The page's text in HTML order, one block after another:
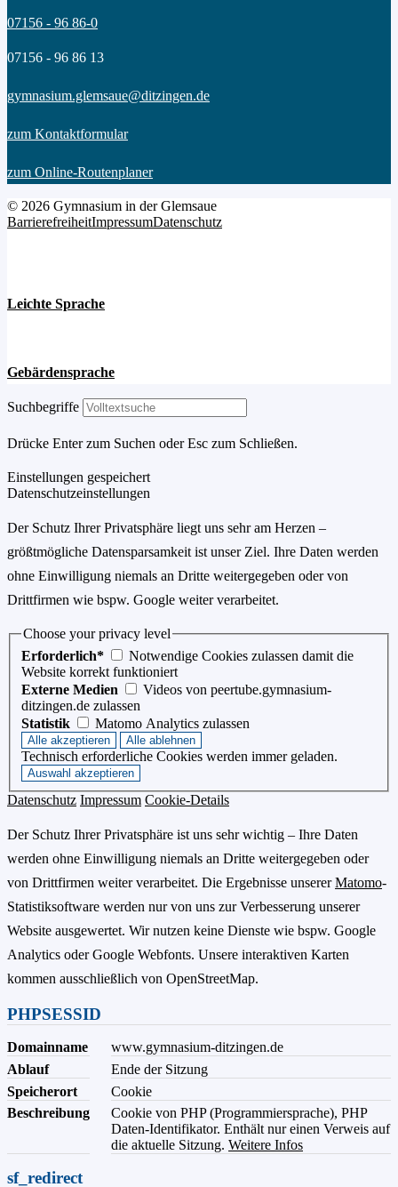
07156 - 96 86-0
07156 - 96 86 13
gymnasium.glemsaue@ditzingen.de
zum Kontaktformular
zum Online-Routenplaner
© 2026 Gymnasium in der Glemsaue
BarrierefreiheitImpressumDatenschutz
Leichte Sprache
Gebärdensprache
Suchbegriffe
Drücke Enter zum Suchen oder Esc zum Schließen.
Einstellungen gespeichert
Datenschutzeinstellungen
Der Schutz Ihrer Privatsphäre liegt uns sehr am Herzen –
größtmögliche Datensparsamkeit ist unser Ziel. Ihre Daten werden
ohne Einwilligung niemals an Dritte weitergegeben oder von
Drittfirmen wie bspw. Google weiter verarbeitet.
Choose your privacy level
Erforderlich*
Notwendige Cookies zulassen damit die
Website korrekt funktioniert
Externe Medien
Videos von peertube.gymnasium-
ditzingen.de zulassen
Statistik
Matomo Analytics zulassen
Technisch erforderliche Cookies werden immer geladen.
Datenschutz Impressum Cookie-Details
Der Schutz Ihrer Privatsphäre ist uns sehr wichtig – Ihre Daten
werden ohne Einwilligung niemals an Dritte weitergegeben oder
von Drittfirmen weiter verarbeitet. Die Ergebnisse unsererMatomo-
Statistiksoftware werden nur von uns zur Verbesserung unserer
Website ausgewertet. Wir nutzen keine Dienste wie bspw. Google
Analytics oder Google Webfonts. Unsere interaktiven Karten
kommen ausschließlich von OpenStreetMap.
PHPSESSID
Domainname
www.gymnasium-ditzingen.de
Ablauf
Ende der Sitzung
Speicherort
Cookie
Beschreibung
Cookie von PHP (Programmiersprache), PHP
Daten-Identifikator. Enthält nur einen Verweis auf
die aktuelle Sitzung. Weitere Infos
sf_redirect